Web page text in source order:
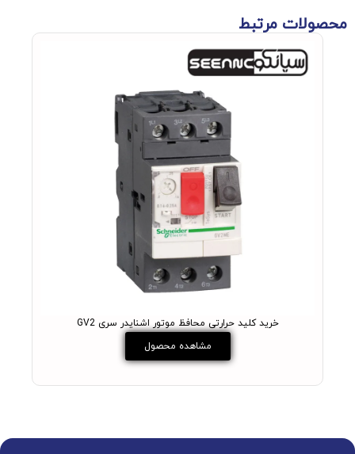
محصولات مرتبط
خرید کلید حرارتی محافظ موتور اشنایدر سری GV2
مشاهده محصول